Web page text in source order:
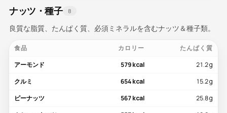
ナッツ・種子 8
良質な脂質、たんぱく質、必須ミネラルを含むナッツ＆種子類。
食品 カロリー
たんぱく質
アーモンド
579 kcal
21.2 g
クルミ
654 kcal
15.2 g
ピーナッツ
567 kcal
25.8 g